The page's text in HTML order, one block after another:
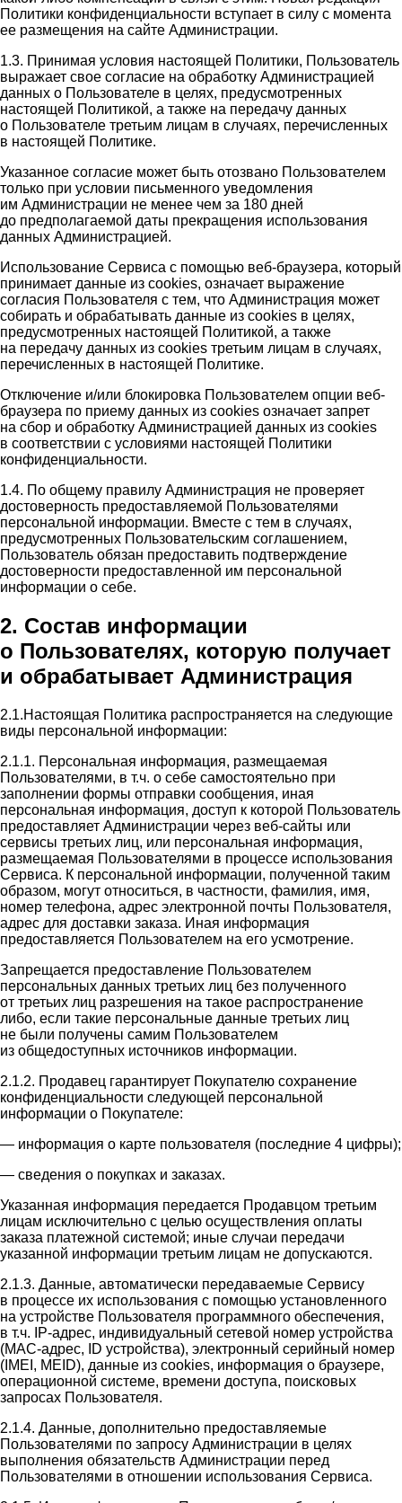
Политики конфиденциальности вступает в силу с момента
ее размещения на сайте Администрации.
1.3. Принимая условия настоящей Политики, Пользователь
выражает свое согласие на обработку Администрацией
данных о Пользователе в целях, предусмотренных
настоящей Политикой, а также на передачу данных
о Пользователе третьим лицам в случаях, перечисленных
в настоящей Политике.
Указанное согласие может быть отозвано Пользователем
только при условии письменного уведомления
им Администрации не менее чем за 180 дней
до предполагаемой даты прекращения использования
данных Администрацией.
Использование Сервиса с помощью веб-браузера, который
принимает данные из cookies, означает выражение
согласия Пользователя с тем, что Администрация может
собирать и обрабатывать данные из cookies в целях,
предусмотренных настоящей Политикой, а также
на передачу данных из cookies третьим лицам в случаях,
перечисленных в настоящей Политике.
Отключение и/или блокировка Пользователем опции веб-
браузера по приему данных из cookies означает запрет
на сбор и обработку Администрацией данных из cookies
в соответствии с условиями настоящей Политики
конфиденциальности.
1.4. По общему правилу Администрация не проверяет
достоверность предоставляемой Пользователями
персональной информации. Вместе с тем в случаях,
предусмотренных Пользовательским соглашением,
Пользователь обязан предоставить подтверждение
достоверности предоставленной им персональной
информации о себе.
2. Состав информации
о Пользователях, которую получает
и обрабатывает Администрация
2.1.Настоящая Политика распространяется на следующие
виды персональной информации:
2.1.1. Персональная информация, размещаемая
Пользователями, в т.ч. о себе самостоятельно при
заполнении формы отправки сообщения, иная
персональная информация, доступ к которой Пользователь
предоставляет Администрации через веб-сайты или
сервисы третьих лиц, или персональная информация,
размещаемая Пользователями в процессе использования
Сервиса. К персональной информации, полученной таким
образом, могут относиться, в частности, фамилия, имя,
номер телефона, адрес электронной почты Пользователя,
адрес для доставки заказа. Иная информация
предоставляется Пользователем на его усмотрение.
Запрещается предоставление Пользователем
персональных данных третьих лиц без полученного
от третьих лиц разрешения на такое распространение
либо, если такие персональные данные третьих лиц
не были получены самим Пользователем
из общедоступных источников информации.
2.1.2. Продавец гарантирует Покупателю сохранение
конфиденциальности следующей персональной
информации о Покупателе:
— информация о карте пользователя (последние 4 цифры);
— сведения о покупках и заказах.
Указанная информация передается Продавцом третьим
лицам исключительно с целью осуществления оплаты
заказа платежной системой; иные случаи передачи
указанной информации третьим лицам не допускаются.
2.1.3. Данные, автоматически передаваемые Сервису
в процессе их использования с помощью установленного
на устройстве Пользователя программного обеспечения,
в т.ч. IP-адрес, индивидуальный сетевой номер устройства
(MAC-адрес, ID устройства), электронный серийный номер
(IMEI, MEID), данные из cookies, информация о браузере,
операционной системе, времени доступа, поисковых
запросах Пользователя.
2.1.4. Данные, дополнительно предоставляемые
Пользователями по запросу Администрации в целях
выполнения обязательств Администрации перед
Пользователями в отношении использования Сервиса.